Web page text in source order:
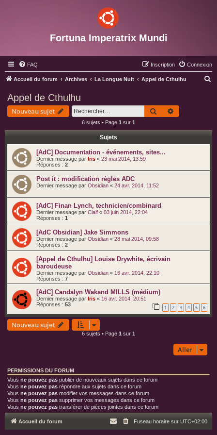
Fortuna Imperatrix Mundi
FAQ Connexion
Inscription
Accueil du forum Archives La Longue Nuit Appel de Cthulhu
Appel de Cthulhu
Nouveau sujet Rechercher
6 sujets • Page 1 sur 1
Sujets
[AdC] Documentation - événements, sites...
Dernier message par Iris « 23 mai 2014, 13:59
Réponses : 2
Post it : modification règles ADC
Dernier message par Obsidian « 24 avr. 2014, 11:52
[AdC] Finan Lynch, technicien/combinard
Dernier message par Cialf « 03 juin 2014, 22:04
Réponses : 1
[AdC Obsidian] Jake Simmons
Dernier message par Obsidian « 28 mai 2014, 09:58
Réponses : 2
[Appel de Cthulhu] Louise Drywhite, écrivain
baroudeuse
Dernier message par Obsidian « 16 avr. 2014, 22:10
Réponses : 7
[AdC] Candalyn Wakand MILLS (médium)
Dernier message par Iris « 16 avr. 2014, 20:51
Réponses : 53 1 2 3 4 5 6
Nouveau sujet
6 sujets • Page 1 sur 1
Aller
PERMISSIONS DU FORUM
Vous ne pouvez pas publier de nouveaux sujets dans ce forum
Vous ne pouvez pas répondre aux sujets dans ce forum
Vous ne pouvez pas modifier vos messages dans ce forum
Vous ne pouvez pas supprimer vos messages dans ce forum
Vous ne pouvez pas transférer de pièces jointes dans ce forum
Accueil du forum Fuseau horaire sur UTC+02:00